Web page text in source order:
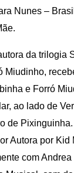
Nunes –
da trilogia
Miudinho,
e Forró
ao lado de
de
Autora por Kid
com